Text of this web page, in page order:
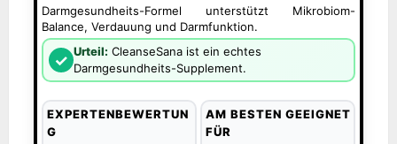
Darmgesundheits-Formel unterstützt Mikrobiom-
Balance, Verdauung und Darmfunktion.
✓ Urteil: CleanseSana ist ein echtes
Darmgesundheits-Supplement.
EXPERTENBEWERTUN
G
AM BESTEN GEEIGNET
FÜR